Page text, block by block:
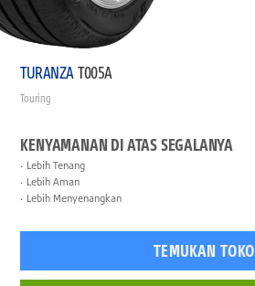
TURANZAT005A
Touring
KENYAMANAN DI ATAS SEGALANYA
Lebih Tenang
Lebih Aman
Lebih Menyenangkan
TEMUKAN TOKO